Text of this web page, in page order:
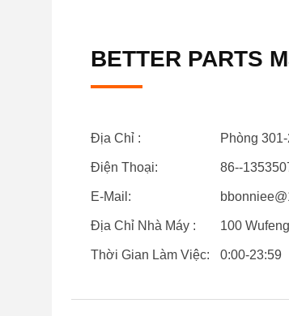
BETTER PARTS
Địa Chỉ : Phòng
Điện Thoại: 86--
E-Mail:
Địa Chỉ Nhà Máy : 100
Thời Gian Làm Việc: 0:00-23:59